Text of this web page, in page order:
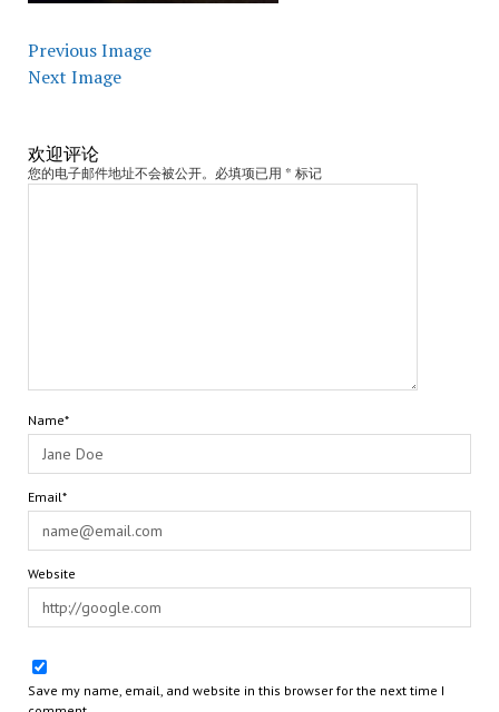
Previous Image
Next Image
欢迎评论
您的电子邮件地址不会被公开。必填项已用 * 标记
Name*
Email*
Website
Save my name, email, and website in this browser for the next time I